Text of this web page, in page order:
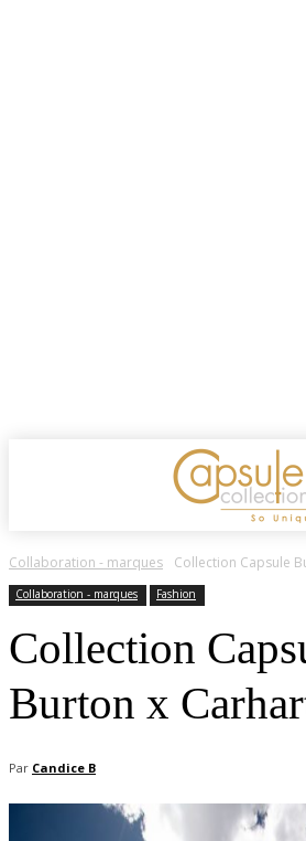
Collaboration - marques Collection Capsule
Collaboration - marques Fashion
Collection
Burton x
Par Candice B